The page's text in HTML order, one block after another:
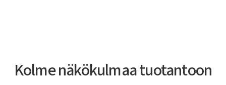
Kolme näkökulmaa tuotantoon